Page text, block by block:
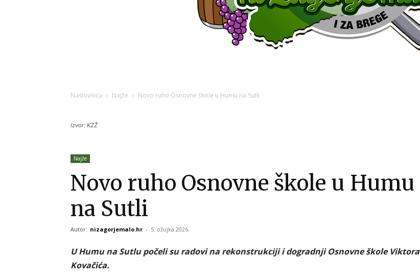
Naslovnica Najže Novo ruho Osnovne škole u Humu na Sutli
Izvor: KZŽ
Najže
Novo ruho Osnovne škole u Humu
na Sutli
Autor: nizagorjemalo.hr - 5. ožujka 2026.
U Humu na Sutlu počeli su radovi na rekonstrukciji i dogradnji Osnovne škole Viktora
Kovačića.